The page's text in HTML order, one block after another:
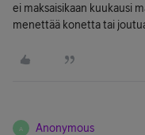
ei maksaisikaan kuukausi
menettää konetta tai
A Anonymous